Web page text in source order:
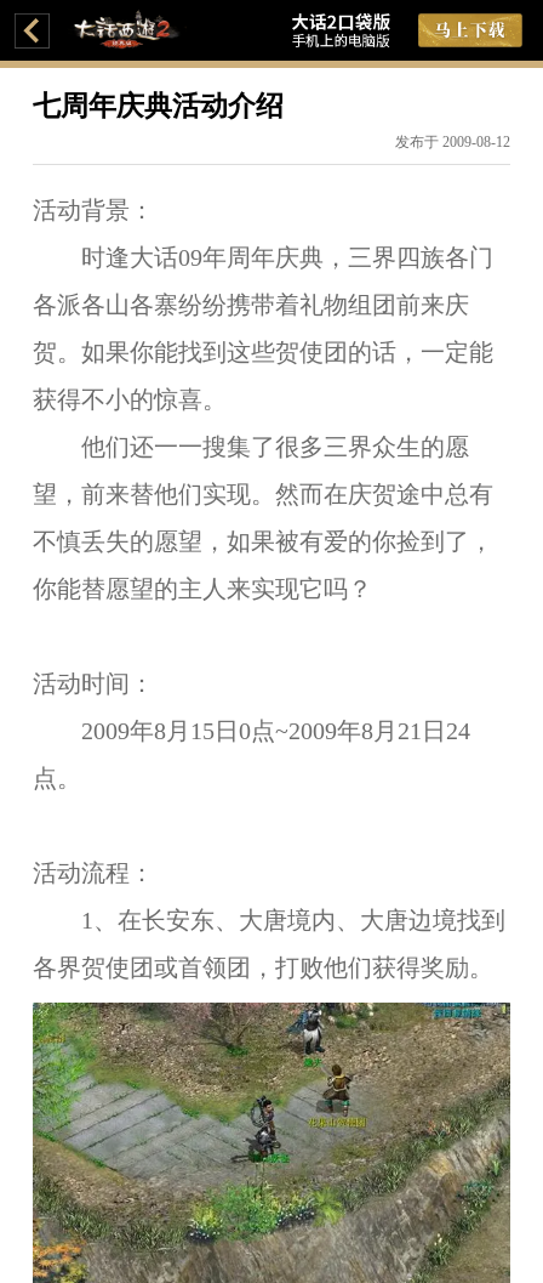
七周年庆典活动介绍
发布于 2009-08-12
活动背景：
时逢大话09年周年庆典 ，三界四族各门
各派各山各寨纷纷携带着礼物组团前来庆
贺。如果你能找到这些贺使团的话，一定能
获得不小的惊喜。
他们还一一搜集了很多三界众生的愿
望，前来替他们实现。然而在庆贺途中总有
不慎丢失的愿望，如果被有爱的你捡到了，
你能替愿望的主人来实现它吗？
活动时间：
2009年8月15日0点~2009年8月21日24
点。
活动流程：
1、在长安东、大唐境内、大唐边境找到
各界贺使团或首领团，打败他们获得奖励。